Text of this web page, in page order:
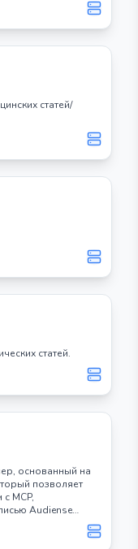
статей/
статей.
основанный на
позволяет
MCP,
Audiense